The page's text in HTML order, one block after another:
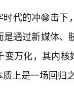
代的冲😁击下
通过新媒体
变万化，其内
上是一场回归